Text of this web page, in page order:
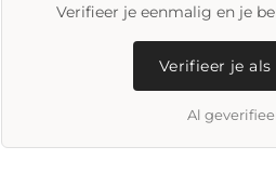
Verifieer je eenmalig en je
Verifieer je
Al